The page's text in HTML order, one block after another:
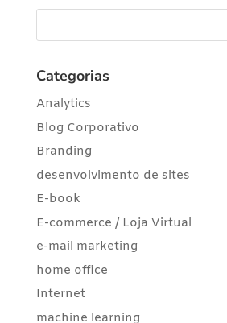
Categorias
Analytics
Blog Corporativo
Branding
desenvolvimento de sites
E-book
E-commerce / Loja Virtual
e-mail marketing
home office
Internet
machine learning